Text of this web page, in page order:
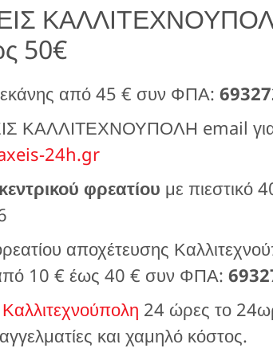
50€
από 45 € συν ΦΠΑ:
ΚΑΛΛΙΤΕΧΝΟΥΠΟΛΗ email
24h.gr
φρεατίου με πιεστικό
αποχέτευσης
10 € έως 40 € συν ΦΠΑ:
24 ώρες το
και χαμηλό κόστος.